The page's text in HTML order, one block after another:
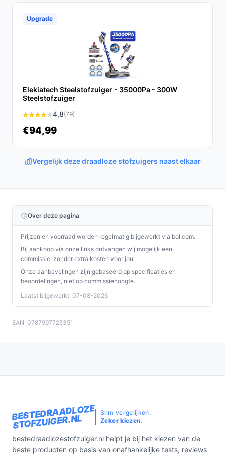
Wat zijn de belangrijkste verschillen met andere
De Grenintol Steelstofzuiger biedt een hogere
zuigkracht, een zakloos ontwerp en een
gebruiksvriendelijk touchscreen, wat het
De Grenintol Steelstofzuiger V600 is een uitstekende
keuze voor iedereen die op zoek is naar een krachtige
en handige stofzuiger. Met geavanceerde technologie
en gebruiksvriendelijke functies maakt deze stofzuiger
bestedraadlozestofzuiger.nl. Kies bewust wat perfect
past bij jouw behoeften!
Upgrade
Elekiatech Steelstofzuiger - 35000Pa - 300W
Steelstofzuiger
4,8(79)
€94,99
Vergelijk deze draadloze stofzuigers naast elkaar
Over deze pagina
Prijzen en voorraad worden regelmatig bijgewerkt via bol.com.
Bij aankoop via onze links ontvangen wij mogelijk een
commissie, zonder extra kosten voor jou.
Onze aanbevelingen zijn gebaseerd op specificaties en
beoordelingen, niet op commissiehoogte.
Laatst bijgewerkt: 07-08-2026
EAN: 0787997725351
BESTEDRAADLOZE
STOFZUIGER.NL
Slim vergelijken.
Zeker kiezen.
bestedraadlozestofzuiger.nl helpt je bij het kiezen van de
beste producten op basis van onafhankelijke tests, reviews